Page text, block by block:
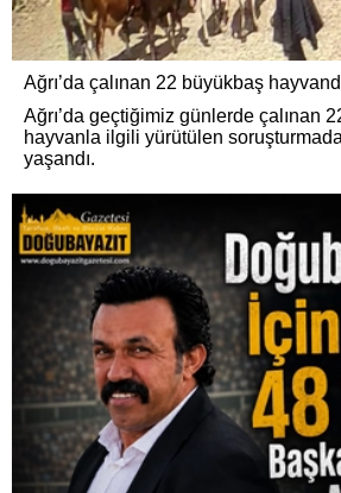
Ağrı’da çalınan 22 büyükbaş
Ağrı’da geçtiğimiz günlerde çalınan
hayvanla ilgili yürütülen
yaşandı.